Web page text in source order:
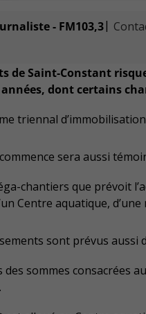
- FM103,3|
de Saint-Constant
dont certains
triennal
sera aussi
chantiers que prévoit
Centre aquatique,
sont prévus aussi
des sommes consacrées